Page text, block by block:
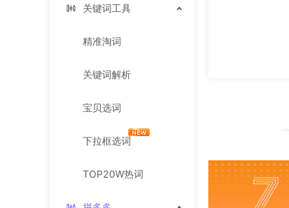
关键词工具
精准淘词
关键词解析
宝贝选词
下拉框选词
TOP20W热词